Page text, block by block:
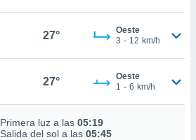
27°
Oeste
3 - 12 km/h
27°
Oeste
1 - 6 km/h
Primera luz a las 05:19
Salida del sol a las 05:45